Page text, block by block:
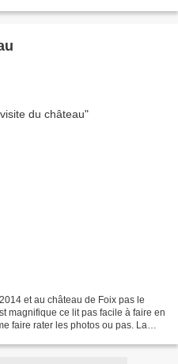
et au château de Foix pas le
magnifique ce lit pas facile à faire en
rater les photos ou pas. La